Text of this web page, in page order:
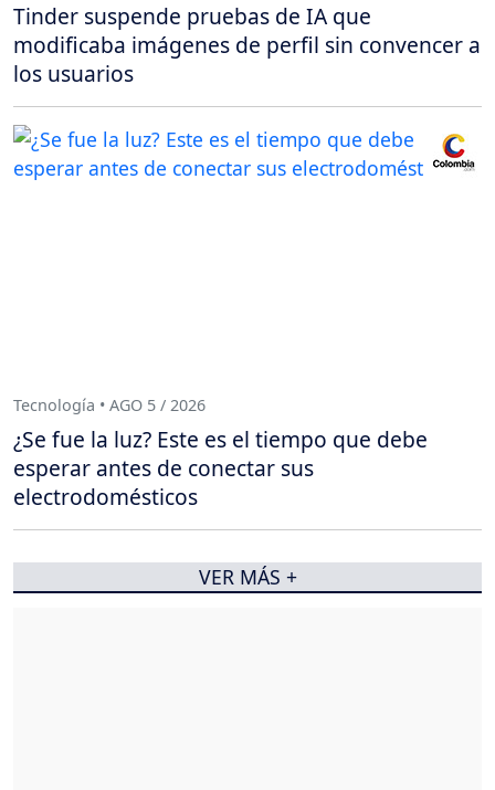
Tinder suspende pruebas de IA que
modificaba imágenes de perfil sin convencer a
los usuarios
Tecnología • AGO 5 / 2026
¿Se fue la luz? Este es el tiempo que debe
esperar antes de conectar sus
electrodomésticos
VER MÁS +